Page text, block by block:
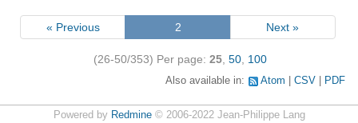
« Previous 2 Next »
(26-50/353) Per page: 25 50 100
Also available in: Atom CSV PDF
Powered by Redmine© 2006-2022 Jean-Philippe Lang